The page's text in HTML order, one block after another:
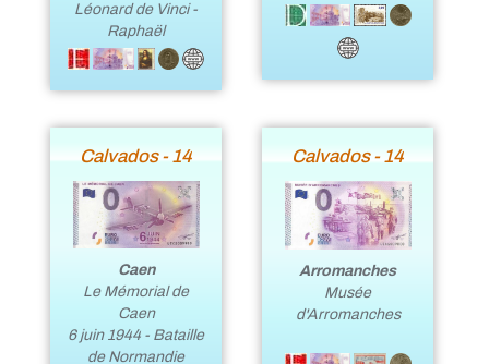
Léonard de Vinci -
Raphaël
Calvados - 14
Caen
Le Mémorial de
Caen
6 juin 1944 - Bataille
de Normandie
Calvados - 14
Arromanches
Musée
d'Arromanches